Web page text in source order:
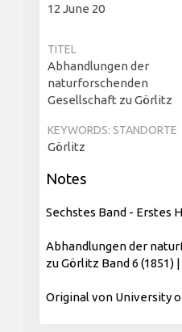
12 June 20
TITEL
Abhandlungen der
naturforschenden
Gesellschaft zu Görlitz
KEYWORDS: STANDORTE
Görlitz
Notes
Sechstes Band - Erstes
Abhandlungen der
zu Görlitz Band 6 (1851)
Original von University